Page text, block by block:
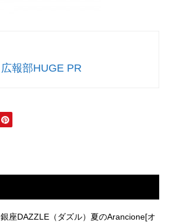
広報部HUGE PR
銀座DAZZLE（ダズル）夏のArancione[オ